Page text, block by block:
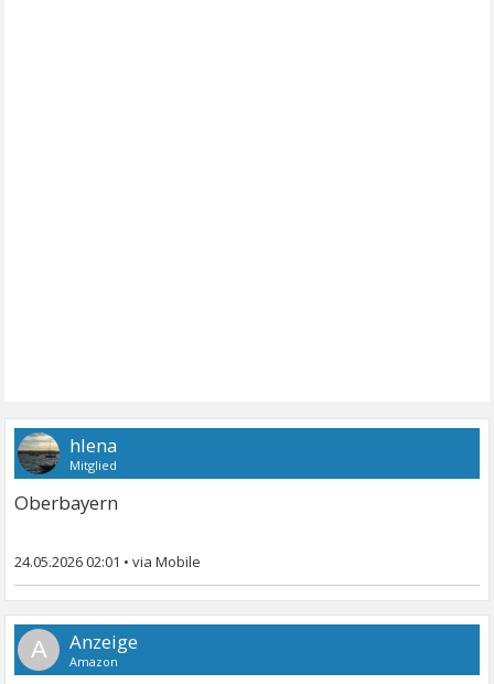
hlena
Mitglied
Oberbayern
24.05.2026 02:01 •
A